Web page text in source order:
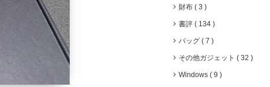
財布 3
書評 134
バッグ 7
その他ガジェット 32
Windows 9